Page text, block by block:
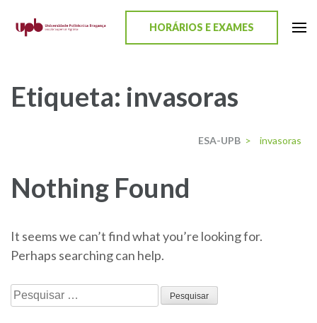
HORÁRIOS E EXAMES
Etiqueta: invasoras
ESA-UPB > invasoras
Nothing Found
It seems we can’t find what you’re looking for.
Perhaps searching can help.